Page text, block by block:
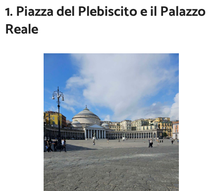
1. Piazza del Plebiscito e il Palazzo
Reale